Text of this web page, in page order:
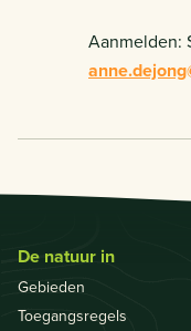
Aanmelden:
De natuur in
Gebieden
Toegangsregels